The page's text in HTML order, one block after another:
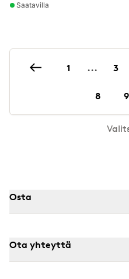
Saatavilla
1 ... 3
8 9
Osta
Ota yhteyttä